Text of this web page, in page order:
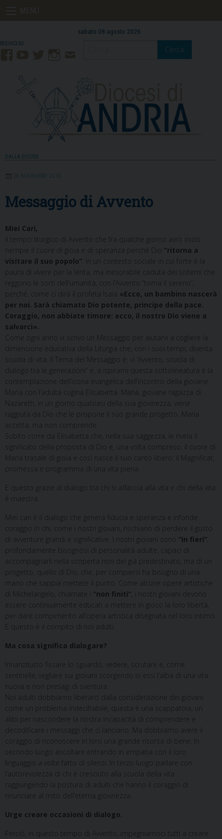
sabato 08 agosto 2026
Mail
Cerca
DALLA DIOCESI
26 NOVEMBRE 2018
Messaggio di Avvento
Miei Cari,
il tempo liturgico di Avvento che fra qualche giorno avrò inizio
riempie il cuore di gioia e di speranza perché Dio “ritorna a
visitare il suo popolo” . In un contesto sociale in cui forte è la
paura di vivere per la lenta, ma inesorabile caduta dei sistemi che
reggono le sorti dell’umanità, con l’Avvento “torna il sereno”,
perché, come ci dirà il profeta Isaia «Ecco, un bambino nascerà
per noi. Sarà chiamato Dio potente, principe della pace.
Coraggio, non abbiate timore: ecco, il nostro Dio viene a
salvarci».
Come ogni anno vi scrivo un Messaggio per aiutarvi a cogliere la
dimensione educativa della Liturgia che, con i suoi tempi, diventa
scuola di vita. Il Tema del Messaggio è: «I ‘Avvento, scuola di
dialogo tra le generazioni” e, a ispirami questa sottolineatura è la
contemplazione dell’icona evangelica dell’incontro della giovane
Maria con l’adulta cugina Elisabetta. Maria, giovane ragazza di
Nazareth, in un giorno qualsiasi della sua giovinezza, viene
raggiuta da Dio che le propone il suo grande progetto. Maria
accetta, ma non comprende.
Subito corre da Elisabetta che, nella sua saggezza, le rivela il
significato della proposta di Dio e, una volta compreso, il cuore di
Maria trasale di gioia e così nasce il suo canto libero: il Magnificat,
promessa e programma di una vita piena.
E questo grazie al dialogo tra chi si affaccia alla vita e chi della vita
è maestra.
Miei cari è il dialogo che genera fiducia e speranza e infonde
coraggio in chi, come i nostri giovani, rischiano di perdere il gusto
di avventure grandi e significative. I nostri giovani sono
“in fieri”
profondamente bisognosi di personalità adulte, capaci di
accompagnarli nella scoperta non del già predestinato, ma di un
progetto, quello di Dio, che, per compiersi ha bisogno di una
mano che sappia mettere il punto. Come alcune opere artistiche
di Michelangelo, chiamate i “non finiti” , i nostri giovani devono
essere continuamente educati a mettere in gioco la loro libertà,
per dare compimento all’opera artistica disegnata nel loro intimo.
E questo è il compito di noi adulti.
Ma cosa significa dialogare?
Innanzitutto fissare lo sguardo, vedere, scrutare e, come
sentinelle, vegliare sui giovani scorgendo in essi l’alba di una vita
nuova e non presagi di sventura.
Noi adulti dobbiamo liberarci dalla considerazione dei giovani
come un problema indecifrabile, questa è una scappatoia, un
alibi per nascondere la nostra incapacità di comprendere e
decodificare i messaggi che ci lanciano. Ma dobbiamo avere il
coraggio di riconoscere in loro una grande risorsa di bene. In
secondo luogo ascoltare entrando in empatia con il loro
linguaggio a volte fatto di silenzi. In terzo luogo parlare con
l’autorevolezza di chi è cresciuto alla scuola della vita
raggiungendo la postura di adulti che hanno il coraggio di
rinunciare al mito dell’eterna giovinezza.
Urge creare occasioni di dialogo.
Perciò, in questo tempo di Avvento, impegniamoci tutti a creare